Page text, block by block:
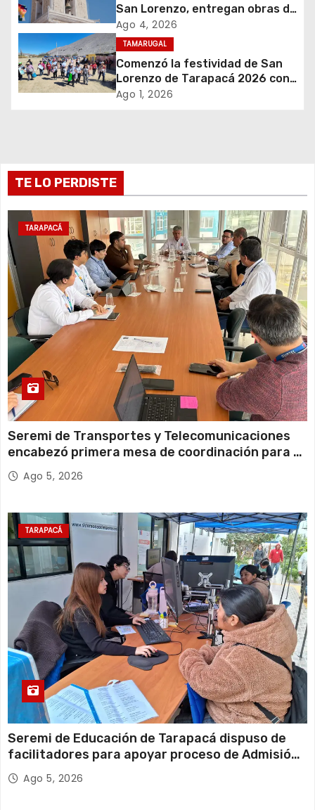
e
e
n
a
d
a
San Lorenzo, entregan obras de
emergencia para resguardar su
histórico campanario
Ago 4, 2026
TAMARUGAL
Comenzó la festividad de San
Lorenzo de Tarapacá 2026 con
despliegue de servicios y
Ago 1, 2026
TE LO PERDISTE
TARAPACÁ
Seremi de Transportes y Telecomunicaciones
encabezó primera mesa de coordinación para el
retiro de cables en desuso en Iquique
Ago 5, 2026
TARAPACÁ
Seremi de Educación de Tarapacá dispuso de
facilitadores para apoyar proceso de Admisión
Escolar 2027
Ago 5, 2026